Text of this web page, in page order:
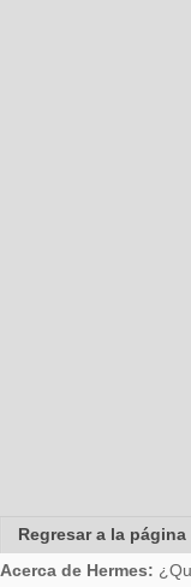
Regresar a la
Acerca de Hermes: